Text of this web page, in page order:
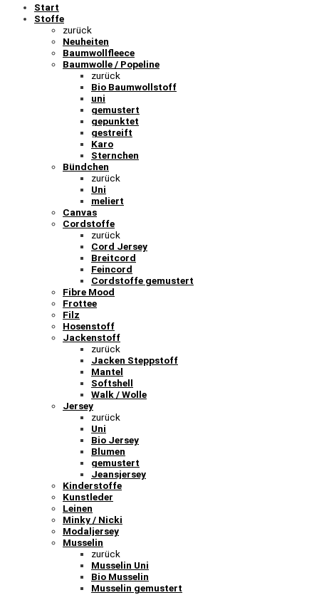
Start
Stoffe
zurück
Neuheiten
Baumwollfleece
Baumwolle / Popeline
zurück
Bio Baumwollstoff
uni
gemustert
gepunktet
gestreift
Karo
Sternchen
Bündchen
zurück
Uni
meliert
Canvas
Cordstoffe
zurück
Cord Jersey
Breitcord
Feincord
Cordstoffe gemustert
Fibre Mood
Frottee
Filz
Hosenstoff
Jackenstoff
zurück
Jacken Steppstoff
Mantel
Softshell
Walk / Wolle
Jersey
zurück
Uni
Bio Jersey
Blumen
gemustert
Jeansjersey
Kinderstoffe
Kunstleder
Leinen
Minky / Nicki
Modaljersey
Musselin
zurück
Musselin Uni
Bio Musselin
Musselin gemustert